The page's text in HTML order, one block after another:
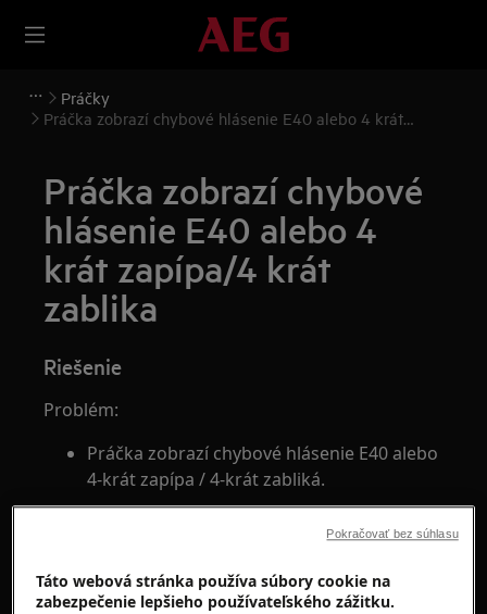
Práčky
Práčka zobrazí chybové hlásenie E40 alebo 4 krát
Práčka zobrazí chybové
hlásenie E40 alebo 4
krát zapípa/4 krát
zablika
Riešenie
Problém:
Práčka zobrazí chybové hlásenie E40 alebo
4-krát zapípa / 4-krát zabliká.
stojaca)
Táto webová stránka používa súbory cookie na
zabezpečenie lepšieho používateľského zážitku.
Pokračovať bez súhlasu